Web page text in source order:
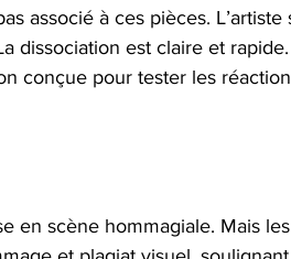
associé à ces pièces. L’artiste
dissociation est claire et
conçue pour tester les
en scène hommagiale. Mais